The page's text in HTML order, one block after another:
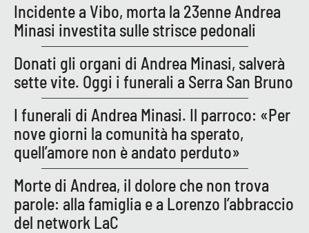
EDIZIONI
LOCALI
Catanzaro
Crotone
Vibo Valentia
Reggio Calabria
Cosenza
Incidente a Vibo, morta la 23enne Andrea
Minasi investita sulle strisce pedonali
Donati gli organi di Andrea Minasi, salverà
sette vite. Oggi i funerali a Serra San Bruno
I funerali di Andrea Minasi. Il parroco: «Per
nove giorni la comunità ha sperato,
quell’amore non è andato perduto»
Morte di Andrea, il dolore che non trova
parole: alla famiglia e a Lorenzo l’abbraccio
del network LaC